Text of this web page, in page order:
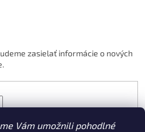
Vám umožnili pohodlné
zasielať informácie o nových